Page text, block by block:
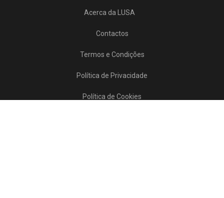
Acerca da LUSA
Contactos
Termos e Condições
Política de Privacidade
Política de Cookies